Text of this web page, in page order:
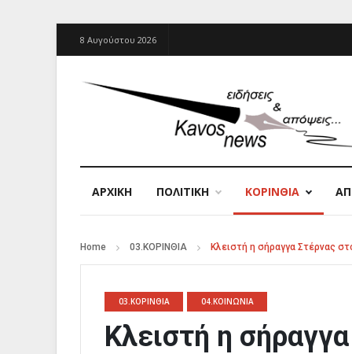
8 Αυγούστου 2026
ΑΡΧΙΚΉ ΠΟΛΙΤΙΚΗ ΚΟΡΙΝΘΙΑ
Home 03.ΚΟΡΙΝΘΙΑ Κλειστή η σήραγγα Στέρνας
03.ΚΟΡΙΝΘΙΑ 04.ΚΟΙΝΩΝΙΑ
Κλειστή η